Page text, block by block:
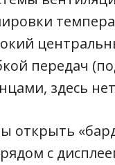
передач
здесь
открыть
с